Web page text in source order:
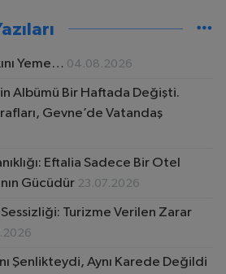
Yeme… 04.08.2026
Albümü Bir Haftada Değişti.
Gevne’de Vatandaş
Eftalia Sadece Bir Otel
Gücüdür 23.07.2026
Turizme Verilen Zarar
Şenlikteydi, Aynı Karede Değildi